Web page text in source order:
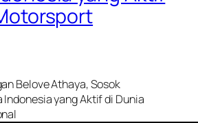
Belove Athaya, Sosok
Indonesia yang Aktif di Dunia